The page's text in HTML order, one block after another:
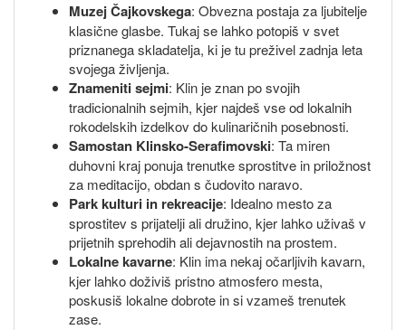
Muzej Čajkovskega: Obvezna postaja za ljubitelje
klasične glasbe. Tukaj se lahko potopiš v svet
priznanega skladatelja, ki je tu preživel zadnja leta
svojega življenja.
Znameniti sejmi: Klin je znan po svojih
tradicionalnih sejmih, kjer najdeš vse od lokalnih
rokodelskih izdelkov do kulinaričnih posebnosti.
Samostan Klinsko-Serafimovski: Ta miren
duhovni kraj ponuja trenutke sprostitve in priložnost
za meditacijo, obdan s čudovito naravo.
Park kulturi in rekreacije: Idealno mesto za
sprostitev s prijatelji ali družino, kjer lahko uživaš v
prijetnih sprehodih ali dejavnostih na prostem.
Lokalne kavarne: Klin ima nekaj očarljivih kavarn,
kjer lahko doživiš pristno atmosfero mesta,
poskusiš lokalne dobrote in si vzameš trenutek
zase.